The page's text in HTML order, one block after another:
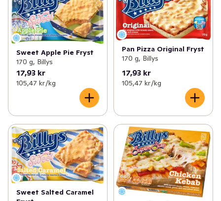
Sweet Apple Pie Fryst
170 g, Billys
17,93 kr
105,47 kr /kg
Pan Pizza Original Fryst
170 g, Billys
17,93 kr
105,47 kr /kg
Sweet Salted Caramel